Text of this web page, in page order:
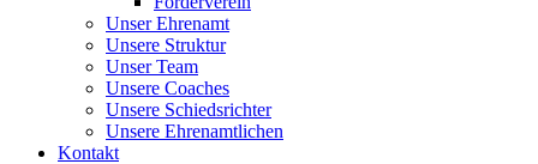
Unser Ehrenamt
Unsere Struktur
Unser Team
Unsere Coaches
Unsere Schiedsrichter
Unsere Ehrenamtlichen
Kontakt